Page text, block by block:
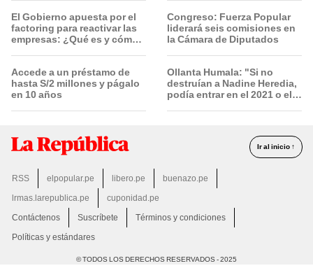
El Gobierno apuesta por el
factoring para reactivar las
empresas: ¿Qué es y cómo
Accede a un préstamo de
hasta S/2 millones y págalo
en 10 años
Congreso: Fuerza Popular
liderará seis comisiones en
la Cámara de Diputados
Ollanta Humala: "Si no
destruían a Nadine Heredia,
podía entrar en el 2021 o el
Ir al inicio ↑
RSS elpopular.pe libero.pe
buenazo.pe
lrmas.larepublica.pe
cuponidad.pe
Contáctenos
Suscríbete
Términos y condiciones
Políticas y estándares
© TODOS LOS DERECHOS RESERVADOS - 2025